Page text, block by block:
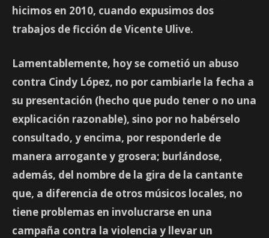
hicimos en 2010, cuando expusimos dos
trabajos de ficción de Vicente Ulive.
Lamentablemente, hoy se cometió un abuso
contra Cindy López, no por cambiarle la fecha a
su presentación (hecho que pudo tener o no una
explicación razonable), sino por no habérselo
consultado, y encima, por responderle de
manera arrogante y grosera; burlándose,
además, del nombre de la gira de la cantante
que, a diferencia de otros músicos locales, no
tiene problemas en involucrarse en una
campaña contra la violencia y llevar un